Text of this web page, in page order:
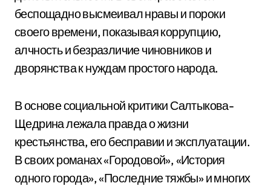
беспощадно высмеивал нравы и пороки
своего времени, показывая коррупцию,
алчность и безразличие чиновников и
дворянства к нуждам простого народа.
В основе социальной критики Салтыкова-
Щедрина лежала правда о жизни
крестьянства, его бесправии и эксплуатации.
В своих романах «Городовой», «История
одного города», «Последние тяжбы» и многих